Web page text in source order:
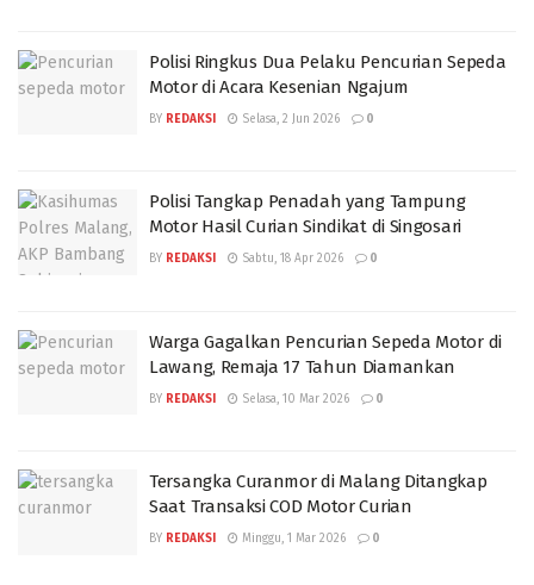
Polisi Ringkus Dua Pelaku Pencurian Sepeda
Motor di Acara Kesenian Ngajum
BY REDAKSI Selasa, 2 Jun 2026 0
Polisi Tangkap Penadah yang Tampung
Motor Hasil Curian Sindikat di Singosari
BY REDAKSI Sabtu, 18 Apr 2026 0
Warga Gagalkan Pencurian Sepeda Motor di
Lawang, Remaja 17 Tahun Diamankan
BY REDAKSI Selasa, 10 Mar 2026 0
Tersangka Curanmor di Malang Ditangkap
Saat Transaksi COD Motor Curian
BY REDAKSI Minggu, 1 Mar 2026 0